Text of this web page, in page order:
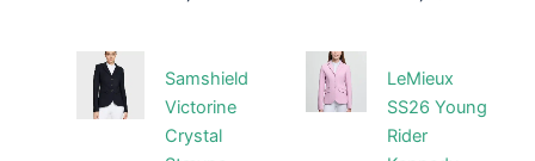
Samshield
Victorine
Crystal
LeMieux
SS26 Young
Rider